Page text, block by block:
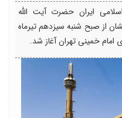
ایران حضرت آیت الله
از صبح شنبه سیزدهم تیرماه